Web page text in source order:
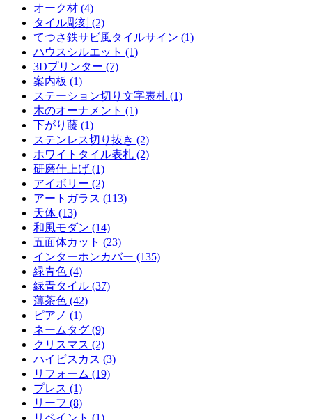
オーク材 (4)
タイル彫刻 (2)
てつさ鉄サビ風タイルサイン (1)
ハウスシルエット (1)
3Dプリンター (7)
案内板 (1)
ステーション切り文字表札 (1)
木のオーナメント (1)
下がり藤 (1)
ステンレス切り抜き (2)
ホワイトタイル表札 (2)
研磨仕上げ (1)
アイボリー (2)
アートガラス (113)
天体 (13)
和風モダン (14)
五面体カット (23)
インターホンカバー (135)
緑青色 (4)
緑青タイル (37)
薄茶色 (42)
ピアノ (1)
ネームタグ (9)
クリスマス (2)
ハイビスカス (3)
リフォーム (19)
プレス (1)
リーフ (8)
リペイント (1)